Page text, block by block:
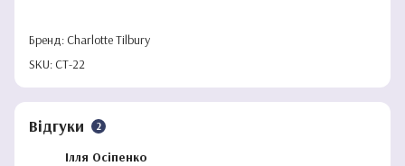
Бренд: Charlotte Tilbury
SKU: CT-22
Відгуки 2
Ілля Осіпенко